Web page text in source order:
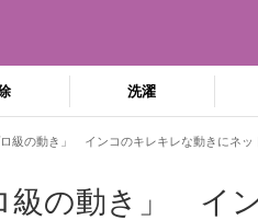
洗濯
ロ級の動き」 インコのキレキレな動きにネッ
級の動き」 イ